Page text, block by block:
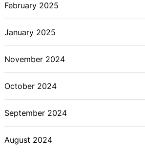
February 2025
January 2025
November 2024
October 2024
September 2024
August 2024